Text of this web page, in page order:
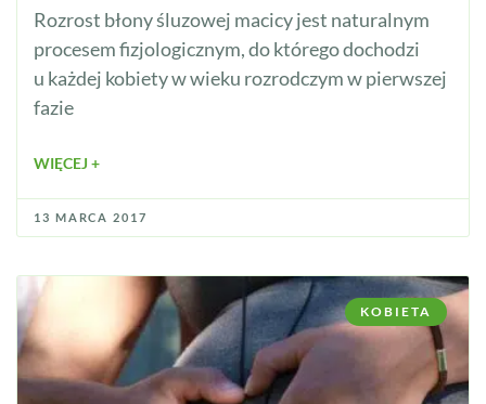
Rozrost błony śluzowej macicy jest naturalnym
procesem fizjologicznym, do którego dochodzi
u każdej kobiety w wieku rozrodczym w pierwszej
fazie
WIĘCEJ +
13 MARCA 2017
KOBIETA